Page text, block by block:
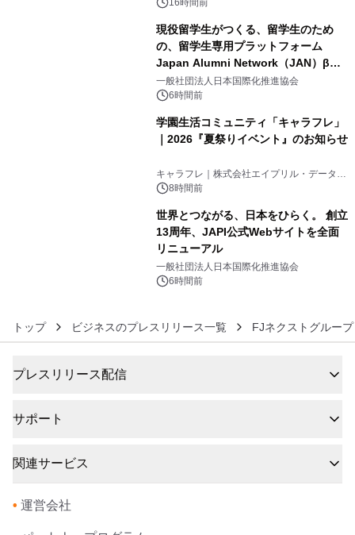
素泊りプラン
現役留学生がつくる、留学生のため
の、留学生専用プラットフォーム
Japan Alumni Network（JAN）β版
をリリース
一般社団法人日本国際化推進協会
6時間前
学園生活コミュニティ「キャラフレ」
｜2026『夏祭りイベント』のお知らせ
キャラフレ｜株式会社エイプリル・データ・
デザインズ
8時間前
世界とつながる、日本をひらく。 創立
13周年、JAPI公式Webサイトを全面
リニューアル
一般社団法人日本国際化推進協会
6時間前
トップ ビジネスのプレスリリース一覧 FJネクストグループ
プレスリリース配信
サポート
関連サービス
• 運営会社